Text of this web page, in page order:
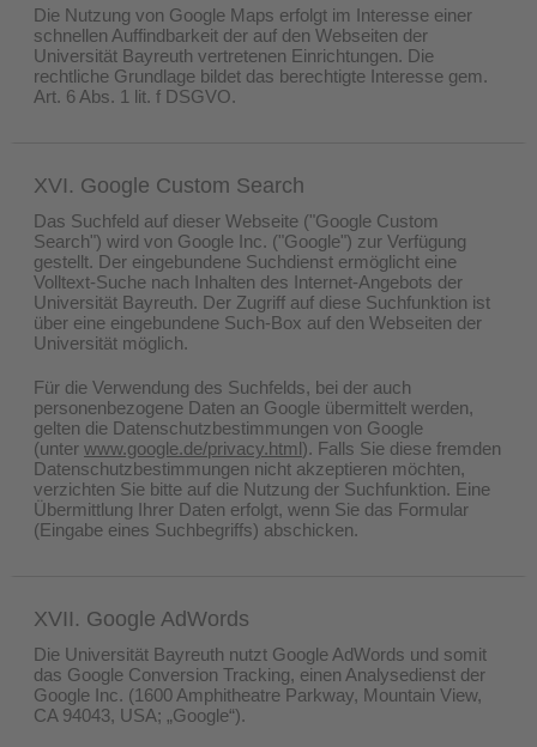
Die Nutzung von Google Maps erfolgt im Interesse einer
schnellen Auffindbarkeit der auf den Webseiten der
Universität Bayreuth vertretenen Einrichtungen. Die
rechtliche Grundlage bildet das berechtigte Interesse gem.
Art. 6 Abs. 1 lit. f DSGVO.
XVI. Google Custom Search
Das Suchfeld auf dieser Webseite ("Google Custom
Search") wird von Google Inc. ("Google") zur Verfügung
gestellt. Der eingebundene Suchdienst ermöglicht eine
Volltext-Suche nach Inhalten des Internet-Angebots der
Universität Bayreuth. Der Zugriff auf diese Suchfunktion ist
über eine eingebundene Such-Box auf den Webseiten der
Universität möglich.
Für die Verwendung des Suchfelds, bei der auch
personenbezogene Daten an Google übermittelt werden,
gelten die Datenschutzbestimmungen von Google
(unter www.google.de/privacy.html). Falls Sie diese fremden
Datenschutzbestimmungen nicht akzeptieren möchten,
verzichten Sie bitte auf die Nutzung der Suchfunktion. Eine
Übermittlung Ihrer Daten erfolgt, wenn Sie das Formular
(Eingabe eines Suchbegriffs) abschicken.
XVII. Google AdWords
Die Universität Bayreuth nutzt Google AdWords und somit
das Google Conversion Tracking, einen Analysedienst der
Google Inc. (1600 Amphitheatre Parkway, Mountain View,
CA 94043, USA; „Google“).